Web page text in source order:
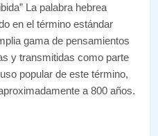
La palabra hebrea
gama de pensamientos
y transmitidas como parte
popular de este término,
a 800 años.